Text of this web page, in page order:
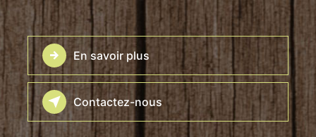
En savoir plus
Contactez-nous